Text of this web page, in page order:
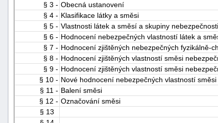
§ 3 - Obecná ustanovení
§ 4 - Klasifikace látky a směsi
§ 5 - Vlastnosti látek a směsí a skupiny nebezpečnosti
§ 6 - Hodnocení nebezpečných vlastností látek a
§ 7 - Hodnocení zjištěných nebezpečných fyzikálně-
§ 8 - Hodnocení zjištěných vlastností směsi
§ 9 - Hodnocení zjištěných vlastností směsi
§ 10 - Nové hodnocení nebezpečných vlastností směsi
§ 11 - Balení směsi
§ 12 - Označování směsi
§ 13